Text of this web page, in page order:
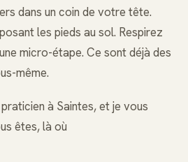
dans un coin de votre tête.
les pieds au sol. Respirez
micro-étape. Ce sont déjà des
même.
à Saintes, et je vous
êtes, là où